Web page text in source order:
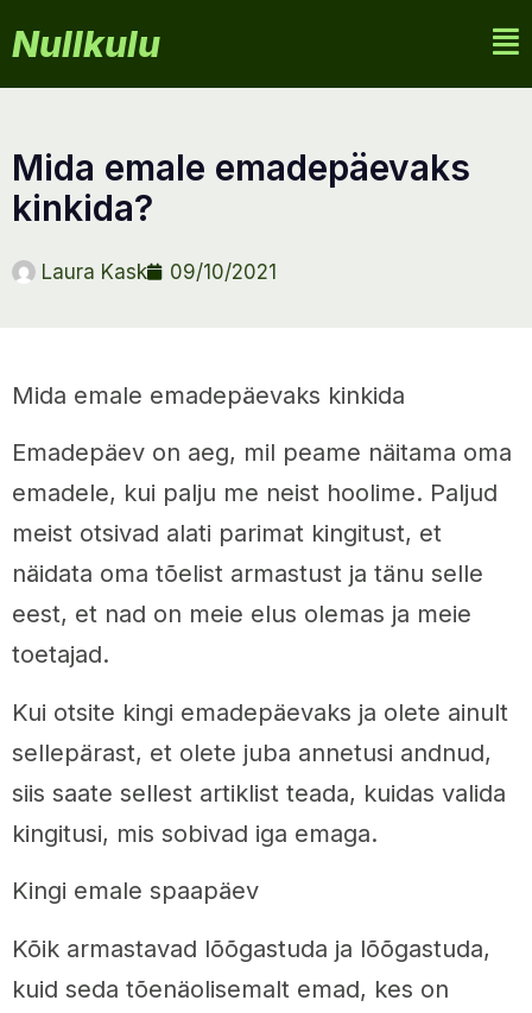
Nullkulu
mida emale emadepäevaks
kinkida?
Laura Kask 09/10/2021
Mida emale emadepäevaks kinkida
Emadepäev on aeg, mil peame näitama oma
emadele, kui palju me neist hoolime. Paljud
meist otsivad alati parimat kingitust, et
näidata oma tõelist armastust ja tänu selle
eest, et nad on meie elus olemas ja meie
toetajad.
Kui otsite kingi emadepäevaks ja olete ainult
sellepärast, et olete juba annetusi andnud,
siis saate sellest artiklist teada, kuidas valida
kingitusi, mis sobivad iga emaga.
Kingi emale spaapäev
Kõik armastavad lõõgastuda ja lõõgastuda,
kuid seda tõenäolisemalt emad, kes on